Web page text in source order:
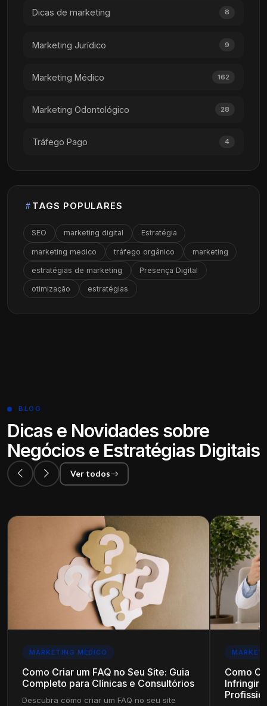
Dicas de marketing 8
Marketing Jurídico 9
Marketing Médico 162
Marketing Odontológico 28
Tráfego Pago 4
TAGS POPULARES
SEO marketing digital Estratégia
marketing medico tráfego orgânico marketing
estratégias de marketing Presença Digital
otimização estratégias
BLOG
Dicas e Novidades sobre
Negócios e Estratégias Digitais
Ver todos
MARKETING MÉDICO
Como Criar um FAQ no Seu Site: Guia
Completo para Clínicas e Consultórios
Descubra como criar um FAQ no seu site
Como
Infringir